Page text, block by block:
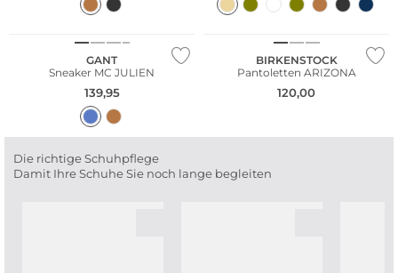
GANT
Sneaker MC JULIEN
139,95
BIRKENSTOCK
Pantoletten ARIZONA
120,00
Die richtige Schuhpflege
Damit Ihre Schuhe Sie noch lange begleiten